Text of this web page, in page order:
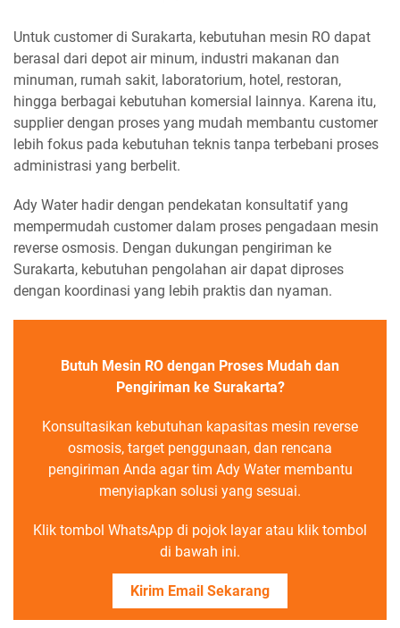
Untuk customer di Surakarta, kebutuhan mesin RO dapat
berasal dari depot air minum, industri makanan dan
minuman, rumah sakit, laboratorium, hotel, restoran,
hingga berbagai kebutuhan komersial lainnya. Karena itu,
supplier dengan proses yang mudah membantu customer
lebih fokus pada kebutuhan teknis tanpa terbebani proses
administrasi yang berbelit.
Ady Water hadir dengan pendekatan konsultatif yang
mempermudah customer dalam proses pengadaan mesin
reverse osmosis. Dengan dukungan pengiriman ke
Surakarta, kebutuhan pengolahan air dapat diproses
dengan koordinasi yang lebih praktis dan nyaman.
Butuh Mesin RO dengan Proses Mudah dan
Pengiriman ke Surakarta?
Konsultasikan kebutuhan kapasitas mesin reverse
osmosis, target penggunaan, dan rencana
pengiriman Anda agar tim Ady Water membantu
menyiapkan solusi yang sesuai.
Klik tombol WhatsApp di pojok layar atau klik tombol
di bawah ini.
Kirim Email Sekarang